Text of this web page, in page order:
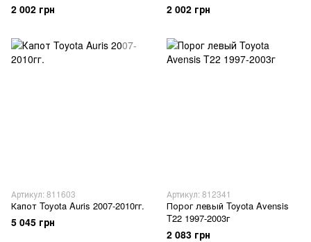
2 002 грн 2 002 грн
Артикул: 811603
Капот Toyota Auris 2007-2010гг.
5 045 грн
Артикул: 812341
Порог левый Toyota Avensis
T22 1997-2003г
2 083 грн